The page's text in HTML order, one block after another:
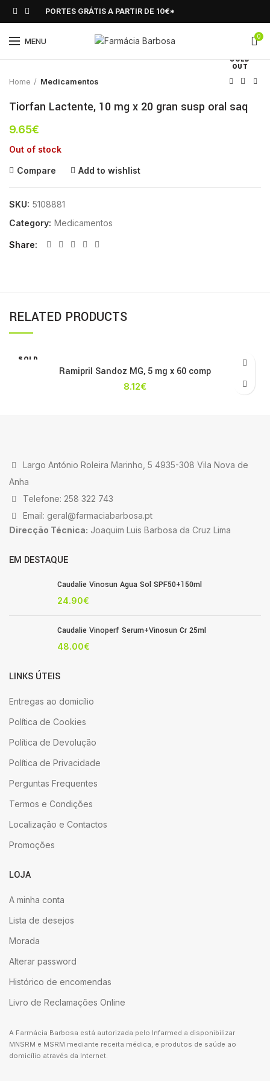
PORTES GRÁTIS A PARTIR DE 10€*
MENU 0
SOLD
OUT
Click to enlarge
Home Medicamentos
Tiorfan Lactente, 10 mg x 20 gran susp oral saq
9.65€
Out of stock
Compare Add to wishlist
SKU: 5108881
Category: Medicamentos
Share
RELATED PRODUCTS
SOLD
Ramipril Sandoz MG, 5 mg x 60 comp
8.12€
Largo António Roleira Marinho, 5 4935-308 Vila Nova de
Anha
Telefone: 258 322 743
Email: geral@farmaciabarbosa.pt
Direcção Técnica: Joaquim Luis Barbosa da Cruz Lima
EM DESTAQUE
Caudalie Vinosun Agua Sol SPF50+150ml
24.90€
Caudalie Vinoperf Serum+Vinosun Cr 25ml
48.00€
LINKS ÚTEIS
Entregas ao domicílio
Política de Cookies
Política de Devolução
Política de Privacidade
Perguntas Frequentes
Termos e Condições
Localização e Contactos
Promoções
LOJA
A minha conta
Lista de desejos
Morada
Alterar password
Histórico de encomendas
Livro de Reclamações Online
A Farmácia Barbosa está autorizada pelo Infarmed a disponibilizar
MNSRM e MSRM mediante receita médica, e produtos de saúde ao
domicílio através da Internet.